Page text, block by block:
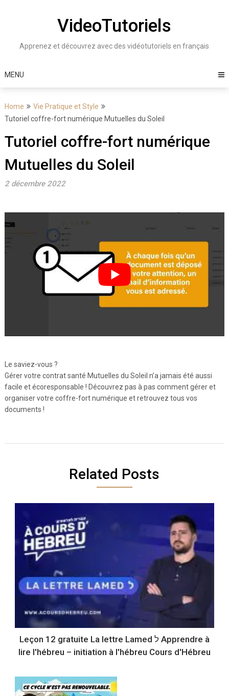
VideoTutoriels
Apprenez et découvrez avec des vidéotutoriels en français
MENU
Home
Vie Pratique et Style
Tutoriel coffre-fort numérique Mutuelles du Soleil
Tutoriel coffre-fort numérique
Mutuelles du Soleil
2 décembre 2022
Le saviez-vous ?
Gérer votre contrat santé Mutuelles du Soleil n’a jamais été aussi
facile et écoresponsable ! Découvrez pas à pas comment gérer et
organiser votre coffre-fort numérique et retrouvez tous vos
documents !
Related Posts
Leçon 12 gratuite La lettre Lamed ל Apprendre à
lire l'hébreu – initiation à l'hébreu Cours d'Hébreu